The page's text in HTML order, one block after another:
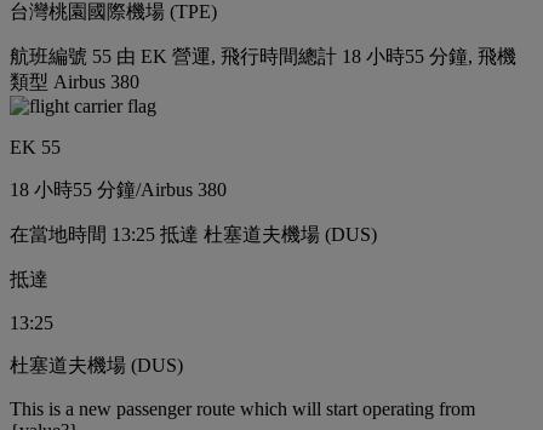
台灣桃園國際機場 (TPE)
航班編號 55 由 EK 營運, 飛行時間總計 18 小時55 分鐘, 飛機
類型 Airbus 380
EK 55
18 小時55 分鐘/Airbus 380
在當地時間 13:25 抵達 杜塞道夫機場 (DUS)
抵達
13:25
杜塞道夫機場 (DUS)
This is a new passenger route which will start operating from